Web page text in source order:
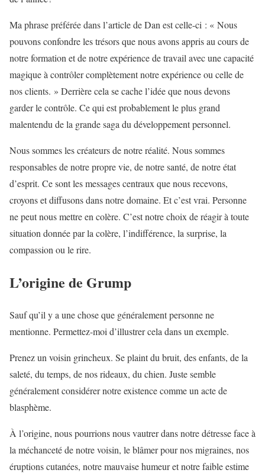
Ma phrase préférée dans l’article de Dan est celle-ci : « Nous
pouvons confondre les trésors que nous avons appris au cours de
notre formation et de notre expérience de travail avec une capacité
magique à contrôler complètement notre expérience ou celle de
nos clients. » Derrière cela se cache l’idée que nous devons
garder le contrôle. Ce qui est probablement le plus grand
malentendu de la grande saga du développement personnel.
Nous sommes les créateurs de notre réalité. Nous sommes
responsables de notre propre vie, de notre santé, de notre état
d’esprit. Ce sont les messages centraux que nous recevons,
croyons et diffusons dans notre domaine. Et c’est vrai. Personne
ne peut nous mettre en colère. C’est notre choix de réagir à toute
situation donnée par la colère, l’indifférence, la surprise, la
compassion ou le rire.
L’origine de Grump
Sauf qu’il y a une chose que généralement personne ne
mentionne. Permettez-moi d’illustrer cela dans un exemple.
Prenez un voisin grincheux. Se plaint du bruit, des enfants, de la
saleté, du temps, de nos rideaux, du chien. Juste semble
généralement considérer notre existence comme un acte de
blasphème.
À l’origine, nous pourrions nous vautrer dans notre détresse face à
la méchanceté de notre voisin, le blâmer pour nos migraines, nos
éruptions cutanées, notre mauvaise humeur et notre faible estime